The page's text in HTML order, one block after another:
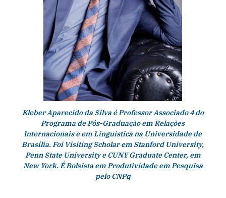
Kleber Aparecido da Silva é Professor Associado 4 do
Programa de Pós-Graduação em Relações
Internacionais e em Linguística na Universidade de
Brasília. Foi Visiting Scholar em Stanford University,
Penn State University e CUNY Graduate Center, em
New York. É Bolsista em Produtividade em Pesquisa
pelo CNPq